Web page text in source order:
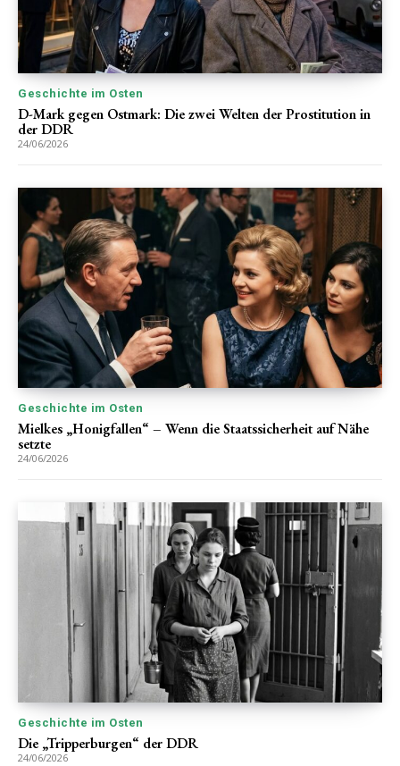
Geschichte im Osten
D-Mark gegen Ostmark: Die zwei Welten der Prostitution in
der DDR
24/06/2026
Geschichte im Osten
Mielkes „Honigfallen“ – Wenn die Staatssicherheit auf Nähe
setzte
24/06/2026
Geschichte im Osten
Die „Tripperburgen“ der DDR
24/06/2026